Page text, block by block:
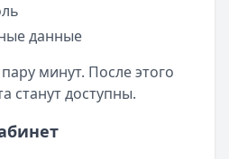
данные
минут. После этого
станут доступны.